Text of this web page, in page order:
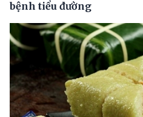
bệnh tiểu đường